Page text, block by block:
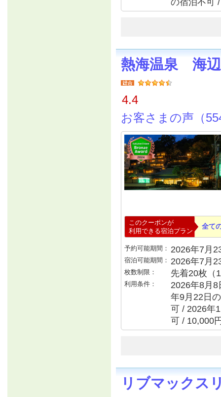
の宿泊不可
熱海温泉 海
4.4
お客さまの声（
このクーポンが
利用できる宿泊プラン
全て
予約可能期間： 2026年7月
宿泊可能期間： 2026年7月
枚数制限： 先着20枚（
利用条件：
2026年8月
年9月22日
可 / 2026年
可 / 10,000
リブマックス